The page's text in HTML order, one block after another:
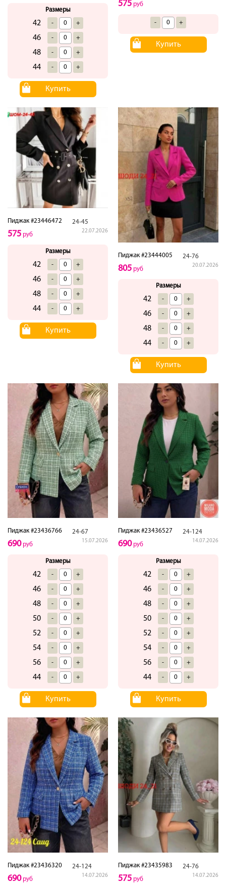
Размеры
42 - +
46 - +
48 - +
44 - +
Купить
575 руб
- +
Купить
Пиджак #23446472 24-45
22.07.2026
575 руб
Размеры
42 - +
46 - +
48 - +
44 - +
Купить
Пиджак #23444005 24-76
20.07.2026
805 руб
Размеры
42 - +
46 - +
48 - +
44 - +
Купить
Пиджак #23436766 24-67
15.07.2026
690руб
Размеры
42 - +
46 - +
48 - +
50 - +
52 - +
54 - +
56 - +
44 - +
Купить
Пиджак #23436527 24-124
14.07.2026
690руб
Размеры
42 - +
46 - +
48 - +
50 - +
52 - +
54 - +
56 - +
44 - +
Купить
Пиджак #23436320 24-124
14.07.2026
690руб
Пиджак #23435983 24-76
14.07.2026
575 руб